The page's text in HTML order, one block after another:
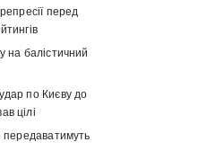
перед
на балістичний
по Києву до
цілі
передаватимуть